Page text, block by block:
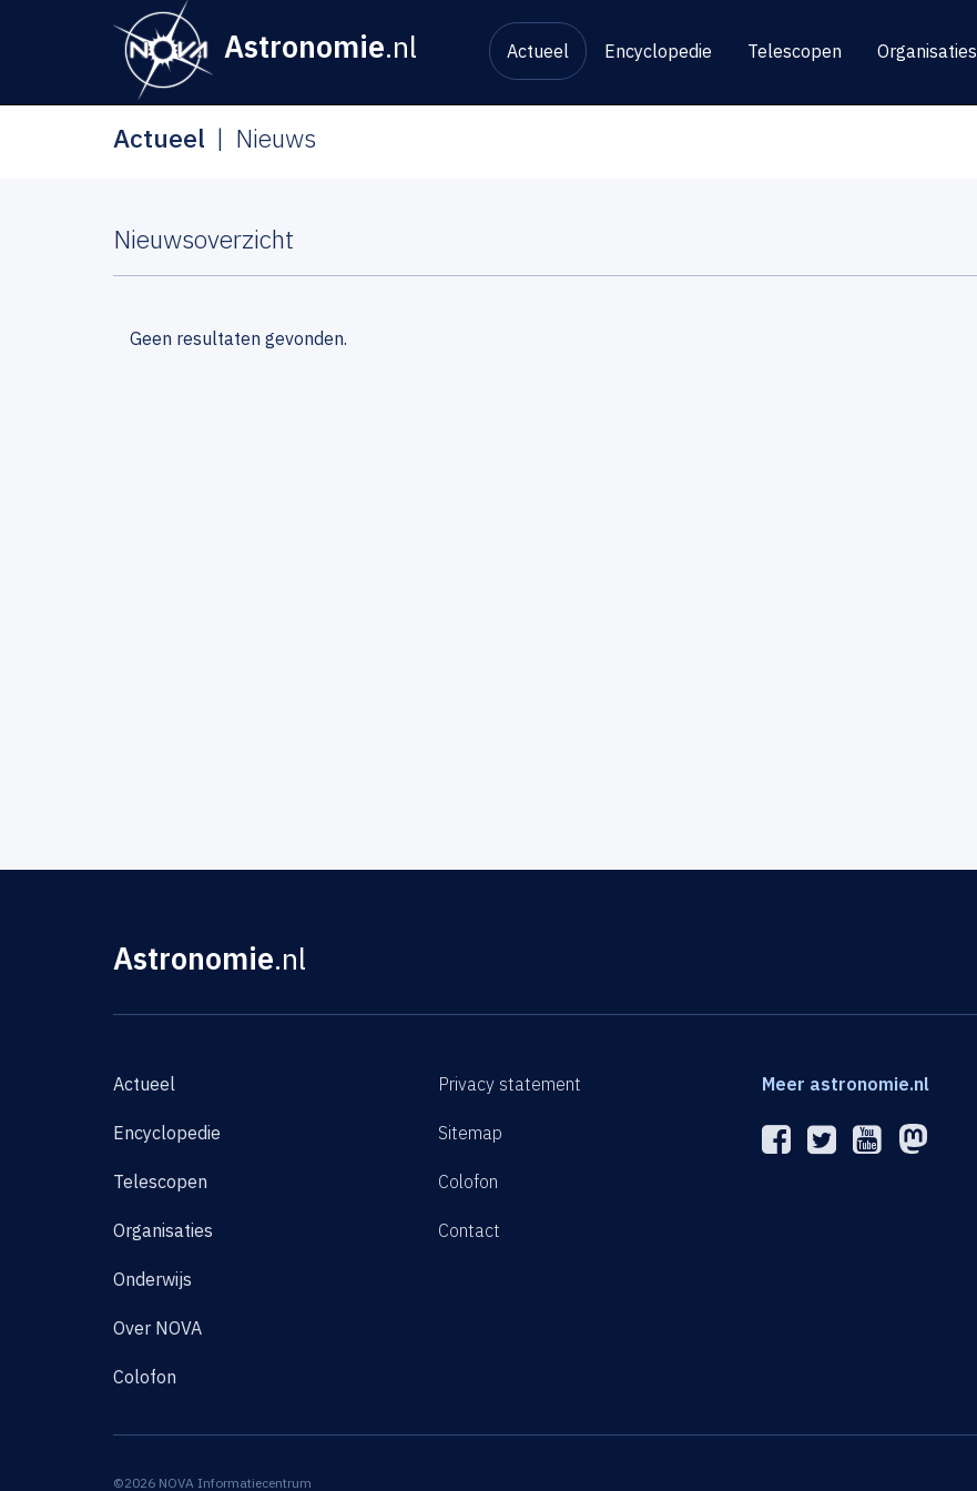
Astronomie.nl Actueel Encyclopedie Telescopen Organisaties
Actueel Nieuws
Nieuwsoverzicht
Geen resultaten gevonden.
Astronomie.nl
Actueel
Encyclopedie
Telescopen
Organisaties
Onderwijs
Over NOVA
Colofon
Privacy statement
Sitemap
Colofon
Contact
Meer astronomie.nl
©2026 NOVA Informatiecentrum